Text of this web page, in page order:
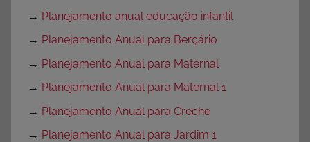
→ Planejamento anual educação infantil
→ Planejamento Anual para Berçário
→ Planejamento Anual para Maternal
→ Planejamento Anual para Maternal 1
→ Planejamento Anual para Creche
→ Planejamento Anual para Jardim 1